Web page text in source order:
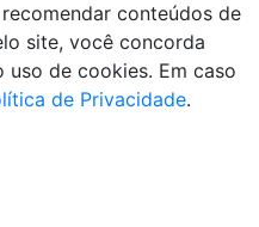
conteúdos de
site, você concorda
de cookies. Em caso
de Privacidade.